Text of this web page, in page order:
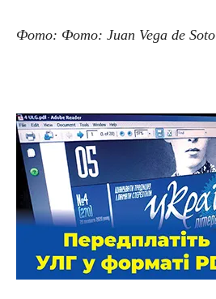
Фото: Фото: Juan Vega de Soto